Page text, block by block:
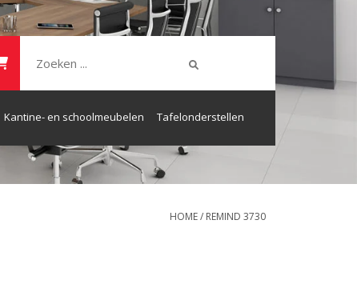
Kantine- en schoolmeubelen Tafelonderstellen
HOME/ REMIND 3730